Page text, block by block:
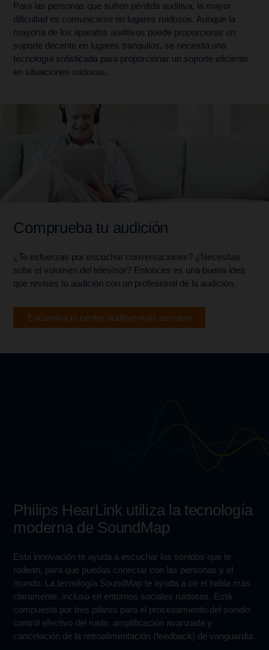
Para las personas que sufren pérdida auditiva, la mayor
dificultad es comunicarse en lugares ruidosos. Aunque la
mayoría de los aparatos auditivos puede proporcionar un
soporte decente en lugares tranquilos, se necesita una
tecnología sofisticada para proporcionar un soporte eficiente
en situaciones ruidosas.
Comprueba tu audición
¿Te esfuerzas por escuchar conversaciones? ¿Necesitas
subir el volumen del televisor? Entonces es una buena idea
que revises tu audición con un profesional de la audición.
Encuentra tu centro auditivo más cercano
Philips HearLink utiliza la tecnología
moderna de SoundMap
Esta innovación te ayuda a escuchar los sonidos que te
rodean, para que puedas conectar con las personas y el
mundo. La tecnología SoundMap te ayuda a oír el habla más
claramente, incluso en entornos sociales ruidosos. Está
compuesta por tres pilares para el procesamiento del sonido:
control efectivo del ruido, amplificación avanzada y
cancelación de la retroalimentación (feedback) de vanguardia.